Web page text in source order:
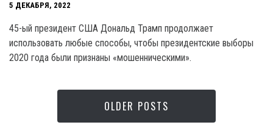
5 ДЕКАБРЯ, 2022
45-ый президент США Дональд Трамп продолжает
использовать любые способы, чтобы президентские выборы
2020 года были признаны «мошенническими».
OLDER POSTS